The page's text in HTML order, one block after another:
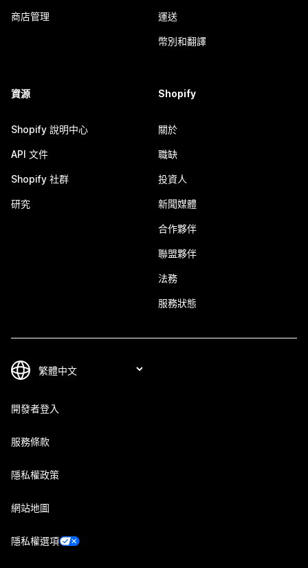
商店管理 運送
幣別和翻譯
資源
Shopify 說明中心
API 文件
Shopify 社群
研究
Shopify
關於
職缺
投資人
新聞媒體
合作夥伴
聯盟夥伴
法務
服務狀態
開發者登入
服務條款
隱私權政策
網站地圖
隱私權選項